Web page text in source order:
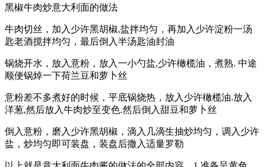
黑椒牛肉炒意大利面的做法
牛肉切丝，加入少许黑胡椒,盐拌均匀，再加入少许淀粉一汤
匙老酒搅拌均匀，最后倒入半汤匙油封油
锅烧开水，放入意粉，放入一小勺盐,少许橄榄油，煮熟. 中途
顺便锅焯一下荷兰豆和萝卜丝
意粉差不多煮好的时候，平底锅烧热，放入少许橄榄油.放入
洋葱,然后放入牛肉炒至变色.然后倒入甜豆和萝卜丝
倒入意粉，磨入少许黑胡椒，滴入几滴生抽炒均匀，调入少许
盐，炒均匀即可装盘，装盘后撒入适量罗勒